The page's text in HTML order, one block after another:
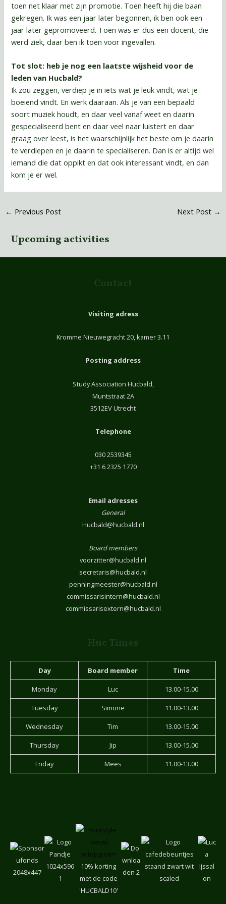
toen net klaar met zijn promotie. Toen heeft hij die baan
gekregen. Ik was een jaar later begonnen, ik ben ook een
jaar later gepromoveerd. Toen was er dus een docent, die
werd ziek, daar ben ik toen voor ingevallen.
Tot slot: heb je nog een laatste wijsheid voor de
leden van Hucbald?
Ik zou zeggen, verdiep je in iets wat je leuk vindt, wat je
boeiend vindt. En werk daaraan. Als je van een bepaald
soort muziek houdt, en daar veel vanaf weet en daarin
gespecialiseerd bent en daar veel naar luistert en daar
graag over leest, is het waarschijnlijk het beste om je daarin
te verdiepen en je daarin te specialiseren. Dan is er altijd wel
iemand die dat oppikt en dat ook interessant vindt, en dan
kom je er wel.
← Previous Post Next Post →
Upcoming activities
Contact
Visiting adress
Kromme Nieuwegracht 20, kamer 3.11
Posting address
Study Association Hucbald,
Muntstraat 2A
3512EV Utrecht
Telephone
030 2539345
+31 6 2325 1770
Email adresses
General
Hucbald@hucbald.nl
Board members
voorzitter@hucbald.nl
secretaris@hucbald.nl
penningmeester@hucbald.nl
commissarisintern@hucbald.nl
commissarisextern@hucbald.nl
Huc Times
Day Board member Time
Monday Luc 13.00-15.00
Tuesday Simone 11.00-13.00
Wednesday Tim 13.00-15.00
Thursday Jip 13.00-15.00
Friday Mees 11.00-13.00
10% korting
met de code
'HUCBALD10'